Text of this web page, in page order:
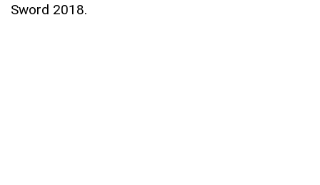
Sword 2018.